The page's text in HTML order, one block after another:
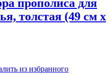
прополиса для
толстая (49 см х
из избранного